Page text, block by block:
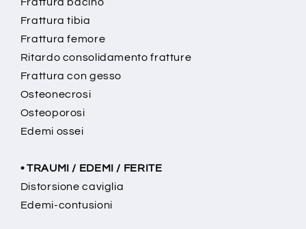
Frattura tibia
Frattura femore
Ritardo consolidamento fratture
Frattura con gesso
Osteonecrosi
Osteoporosi
Edemi ossei
• TRAUMI / EDEMI / FERITE
Distorsione caviglia
Edemi-contusioni